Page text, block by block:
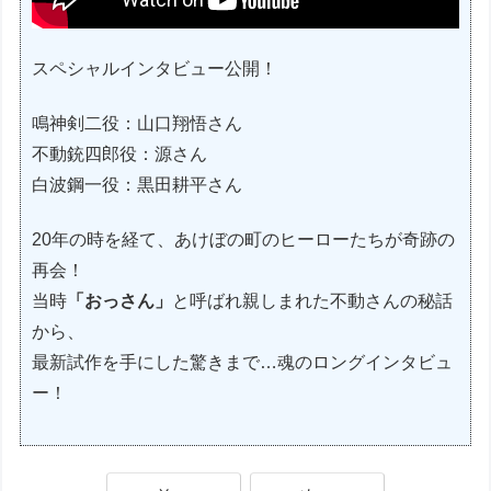
スペシャルインタビュー公開！
鳴神剣二役：山口翔悟さん
不動銃四郎役：源さん
白波鋼一役：黒田耕平さん
20年の時を経て、あけぼの町のヒーローたちが奇跡の
再会！
当時 「おっさん」
と呼ばれ親しまれた不動さんの秘話
から、
最新試作を手にした驚きまで…魂のロングインタビュ
ー！